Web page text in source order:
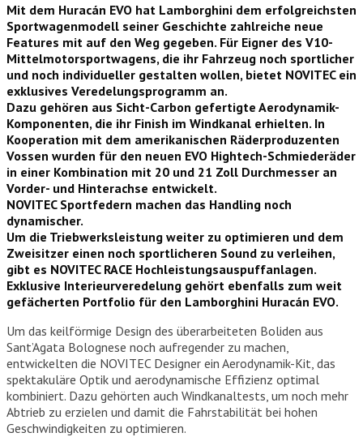
Mit dem Huracán EVO hat Lamborghini dem erfolgreichsten
Sportwagenmodell seiner Geschichte zahlreiche neue
Features mit auf den Weg gegeben. Für Eigner des V10-
Mittelmotorsportwagens, die ihr Fahrzeug noch sportlicher
und noch individueller gestalten wollen, bietet NOVITEC ein
exklusives Veredelungsprogramm an.
Dazu gehören aus Sicht-Carbon gefertigte Aerodynamik-
Komponenten, die ihr Finish im Windkanal erhielten. In
Kooperation mit dem amerikanischen Räderproduzenten
Vossen wurden für den neuen EVO Hightech-Schmiederäder
in einer Kombination mit 20 und 21 Zoll Durchmesser an
Vorder- und Hinterachse entwickelt.
NOVITEC Sportfedern machen das Handling noch
dynamischer.
Um die Triebwerksleistung weiter zu optimieren und dem
Zweisitzer einen noch sportlicheren Sound zu verleihen,
gibt es NOVITEC RACE Hochleistungsauspuffanlagen.
Exklusive Interieurveredelung gehört ebenfalls zum weit
gefächerten Portfolio für den Lamborghini Huracán EVO.
Um das keilförmige Design des überarbeiteten Boliden aus
Sant’Agata Bolognese noch aufregender zu machen,
entwickelten die NOVITEC Designer ein Aerodynamik-Kit, das
spektakuläre Optik und aerodynamische Effizienz optimal
kombiniert. Dazu gehörten auch Windkanaltests, um noch mehr
Abtrieb zu erzielen und damit die Fahrstabilität bei hohen
Geschwindigkeiten zu optimieren.